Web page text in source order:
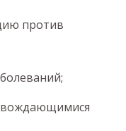
против